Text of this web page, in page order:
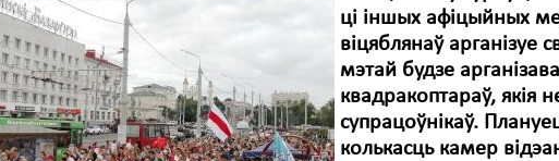
ці іншых афіцыйных
віцяблянаў арганізуе
мэтай будзе
квадракоптараў, якія
супрацоўнікаў.
колькасць камер